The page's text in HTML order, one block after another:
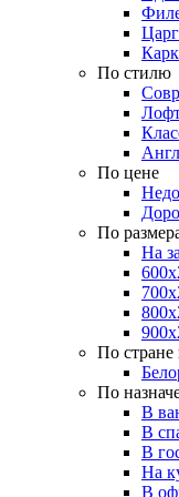
По стилю
По цене
По
На
По стране
По
В
В
В
На
В